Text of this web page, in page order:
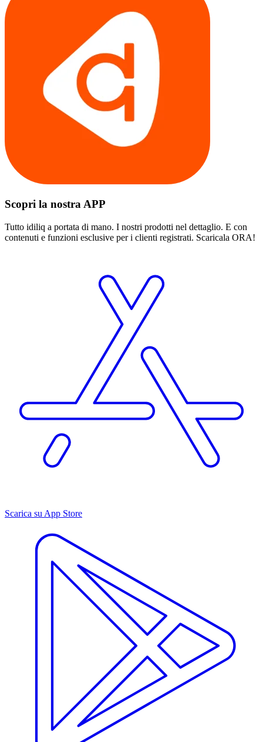
Scopri la nostra APP
Tutto idiliq a portata di mano. I nostri prodotti nel dettaglio. E con
contenuti e funzioni esclusive per i clienti registrati. Scaricala ORA!
Scarica su App Store